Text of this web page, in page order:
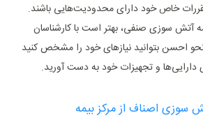
خاص خود دارای محدودیت‌هایی باشند.
آتش سوزی صنفی، بهتر است با کارشناسان
احسن بتوانید نیازهای خود را مشخص کنید
و تجهیزات خود به دست آورید.
سوزی اصناف از مرکز بیمه